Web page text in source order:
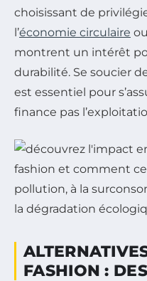
choisissant de
l’économie circulaire
montrent un intérêt
durabilité. Se soucier
est essentiel pour
finance pas
FASHION :